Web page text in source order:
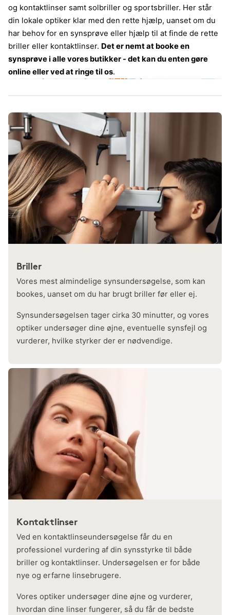
og kontaktlinser samt solbriller og sportsbriller. Her står
din lokale optiker klar med den rette hjælp, uanset om du
har behov for en synsprøve eller hjælp til at finde de rette
briller eller kontaktlinser. Det er nemt at booke en
synsprøve i alle vores butikker - det kan du enten gøre
online eller ved at ringe til os.
Briller
Vores mest almindelige synsundersøgelse, som kan
bookes, uanset om du har brugt briller før eller ej.
Synsundersøgelsen tager cirka 30 minutter, og vores
optiker undersøger dine øjne, eventuelle synsfejl og
vurderer, hvilke styrker der er nødvendige.
Kontaktlinser
Ved en kontaktlinseundersøgelse får du en
professionel vurdering af din synsstyrke til både
briller og kontaktlinser. Undersøgelsen er for både
nye og erfarne linsebrugere.
Vores optiker undersøger dine øjne og vurderer,
hvordan dine linser fungerer, så du får de bedste